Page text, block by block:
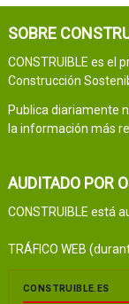
SOBRE
CONSTRUIBLE es el
Construcción
Publica diariamente
la información más
AUDITADO POR
CONSTRUIBLE está
TRÁFICO WEB